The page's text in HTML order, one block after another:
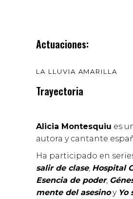
Actuaciones:
LA LLUVIA AMARILLA
Trayectoria
Alicia Montesquiu es
autora y cantante
Ha participado en
salir de clase, Hospital
Esencia de poder,
mente del asesinoy Yo